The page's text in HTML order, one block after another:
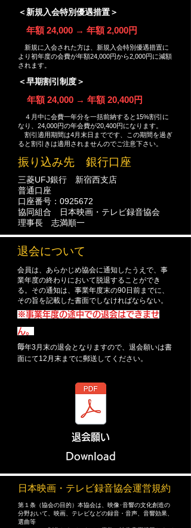
＜新規入会特別優遇措置＞
年額 24,000 → 年額 2,000円
新規に入会された方は、新規入会特別優遇措置に
より初年度の会費が年額24,000円から2,000円に減額
されます。
＜早期割引制度＞
年額 24,000 → 年額 20,400円
４月中に会費一年分を一括前納すると15%割引に
なり、24,000円の年会費が20,400円になります。
割引適用期間は4月末日までです、この期間を過ぎ
ると割引きは適用されませんのでご注意下さい。
振り込み先 銀行口座
三菱UFJ銀行 新宿西支店
普通口座
口座番号：0925672
協同組合 日本映画・テレビ録音協会
理事長 志満順一
退会について
会員は、あらかじめ協会に通知したうえで、事
業年度の終わりにおいて脱退することができ
る。その通知は、事業年度末の90日前までに、
その旨を記載した書面でしなければならない。
※事業年度の途中での退会はできませ
ん。
毎年3月末の退会となりますので、退会願いは書
面にて12月末までに郵送してください。
​退会願い
​Download
日本映画・テレビ録音協会運営規約
第１条（協会の目的）本協会は、映像･音響の文化創造の
分野おいて、映画、テレビなどの録音・音声、音響効果、
選曲等